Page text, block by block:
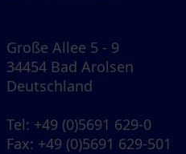
Große Allee 5 - 9
34454 Bad Arolsen
Deutschland
Tel: +49 (0)5691 629-0
Fax: +49 (0)5691 629-501